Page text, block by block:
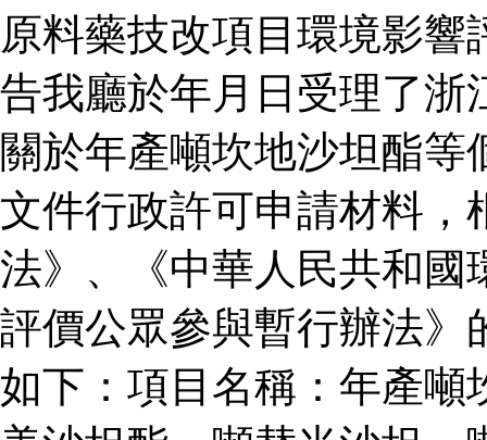
原料藥技改項目環境影
告我廳於年月日受理了浙
關於年產噸坎地沙坦酯
文件行政許可申請材料，
法》、《中華人民共和國
評價公眾參與暫行辦法》
如下：項目名稱：年產噸